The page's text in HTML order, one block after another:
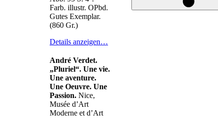
Farb. illustr. OPbd.
Gutes Exemplar.
(860 Gr.)
Details anzeigen…
André Verdet.
„Pluriel“. Une vie.
Une aventure.
Une Oeuvre. Une
Passion. Nice,
Musée d’Art
Moderne et d’Art